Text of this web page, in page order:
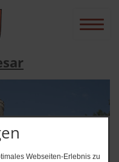
Webseiten-Erlebnis zu